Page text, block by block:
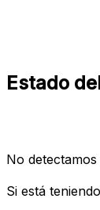
Estado
No
Si está